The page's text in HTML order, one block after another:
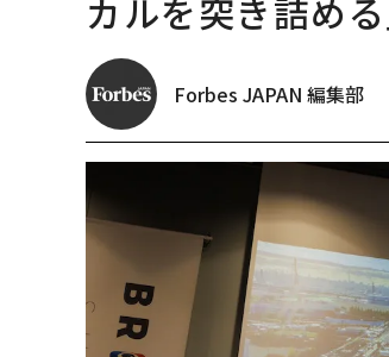
カルを突き詰め
Forbes JAPAN 編集部